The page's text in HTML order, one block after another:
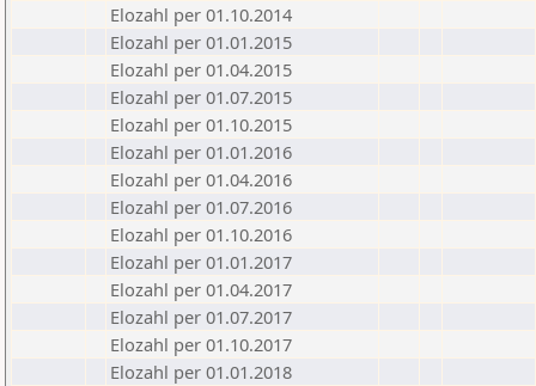
Elozahl per 01.10.2014
Elozahl per 01.01.2015
Elozahl per 01.04.2015
Elozahl per 01.07.2015
Elozahl per 01.10.2015
Elozahl per 01.01.2016
Elozahl per 01.04.2016
Elozahl per 01.07.2016
Elozahl per 01.10.2016
Elozahl per 01.01.2017
Elozahl per 01.04.2017
Elozahl per 01.07.2017
Elozahl per 01.10.2017
Elozahl per 01.01.2018